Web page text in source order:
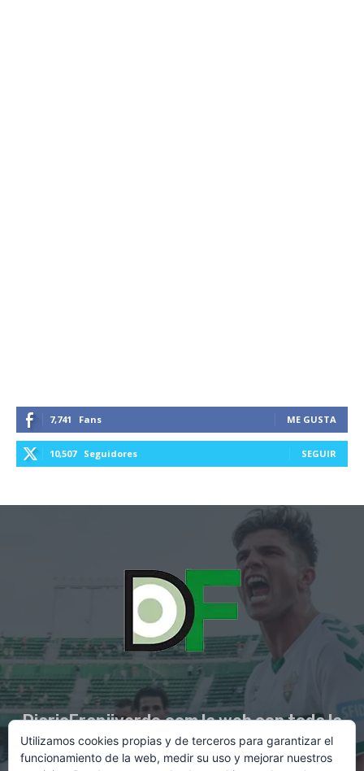
7,741 Fans ME GUSTA
10,507 Seguidores SEGUIR
DiarioFranjiverde.com la web con toda la
información del Elche C.F.
Utilizamos cookies propias y de terceros para garantizar el
funcionamiento de la web, medir su uso y mejorar nuestros